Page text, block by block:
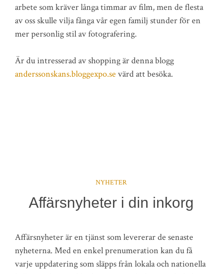
arbete som kräver långa timmar av film, men de flesta
av oss skulle vilja fånga vår egen familj stunder för en
mer personlig stil av fotografering.
Är du intresserad av shopping är denna blogg
anderssonskans.bloggexpo.se värd att besöka.
NYHETER
Affärsnyheter i din inkorg
Affärsnyheter är en tjänst som levererar de senaste
nyheterna. Med en enkel prenumeration kan du få
varje uppdatering som släpps från lokala och nationella